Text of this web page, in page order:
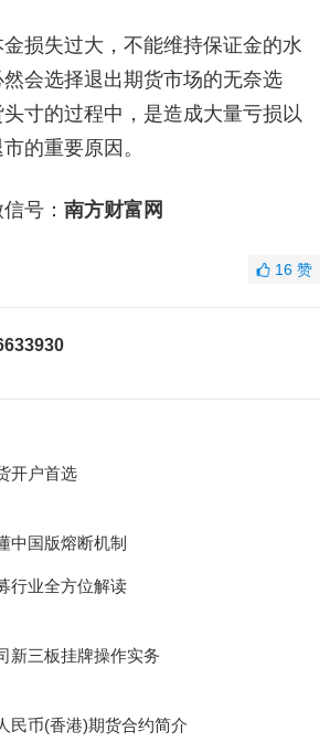
失过大，不能维持保证金的水
会选择退出期货市场的无奈选
寸的过程中，是造成大量亏损以
的重要原因。
号： 南方财富网
16赞
开户首选
中国版熔断机制
行业全方位解读
新三板挂牌操作实务
民币(香港)期货合约简介